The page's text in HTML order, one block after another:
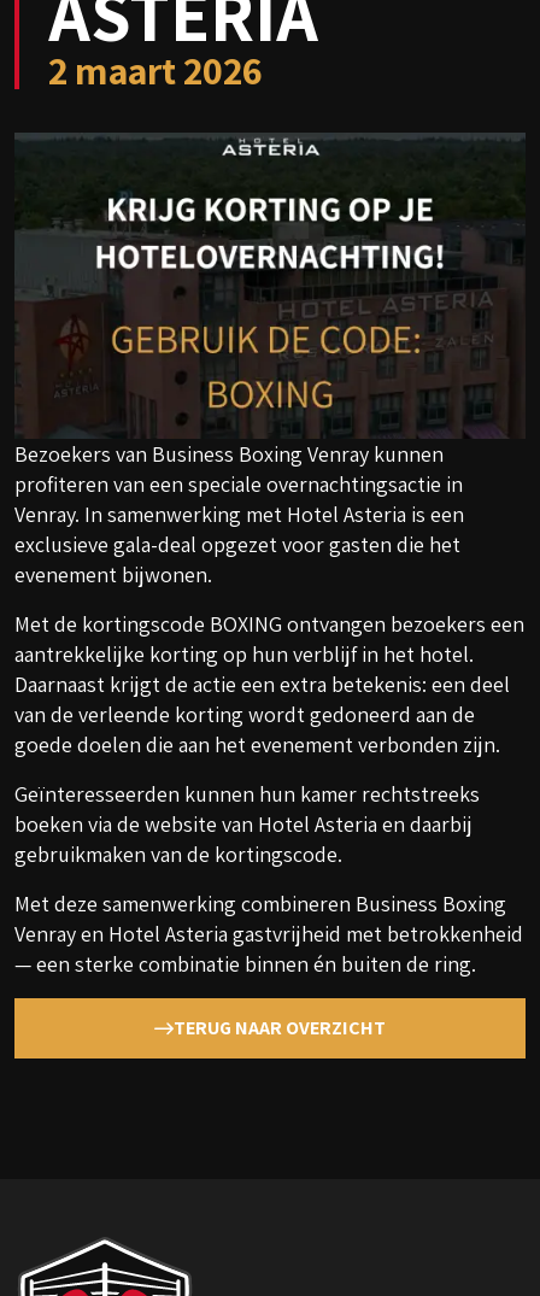
2 maart2026
Bezoekers van Business Boxing Venray kunnen
profiteren van een speciale overnachtingsactie in
Venray. In samenwerking met Hotel Asteria is een
exclusieve gala-deal opgezet voor gasten die het
evenement bijwonen.
Met de kortingscode BOXING ontvangen bezoekers een
aantrekkelijke korting op hun verblijf in het hotel.
Daarnaast krijgt de actie een extra betekenis: een deel
van de verleende korting wordt gedoneerd aan de
goede doelen die aan het evenement verbonden zijn.
Geïnteresseerden kunnen hun kamer rechtstreeks
boeken via de website van Hotel Asteria en daarbij
gebruikmaken van de kortingscode.
Met deze samenwerking combineren Business Boxing
Venray en Hotel Asteria gastvrijheid met betrokkenheid
— een sterke combinatie binnen én buiten de ring.
TERUG NAAR OVERZICHT